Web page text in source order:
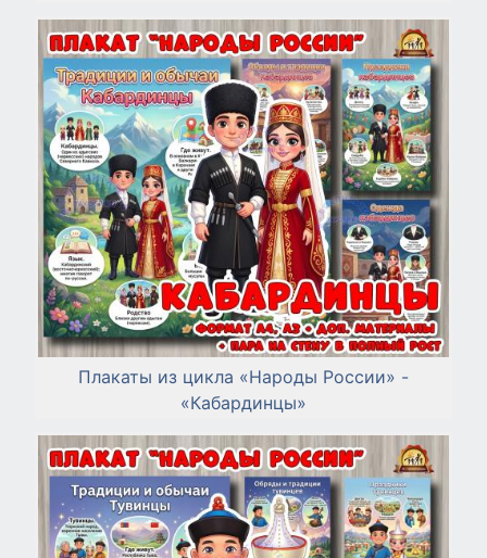
Плакаты из цикла «Народы России» -
«Кабардинцы»